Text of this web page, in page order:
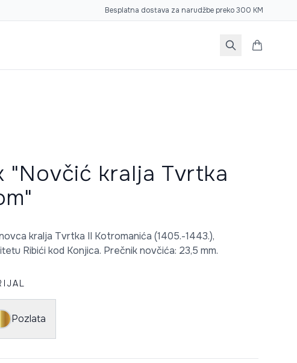
Besplatna dostava za narudžbe preko 300 KM
"Novčić kralja Tvrtka
kralja Tvrtka II Kotromanića (1405.-1443.),
Ribići kod Konjica. Prečnik novčića: 23,5 mm.
Pozlata